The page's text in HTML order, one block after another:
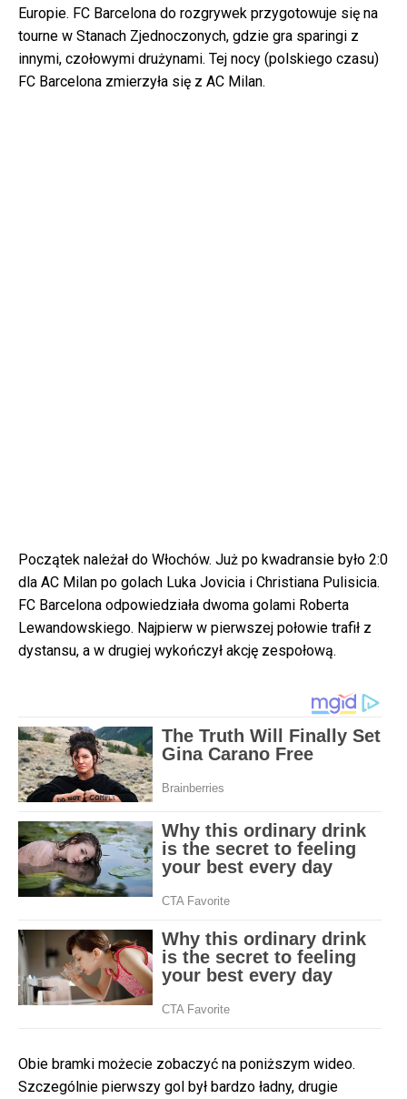
Europie. FC Barcelona do rozgrywek przygotowuje się na
tourne w Stanach Zjednoczonych, gdzie gra sparingi z
innymi, czołowymi drużynami. Tej nocy (polskiego czasu)
FC Barcelona zmierzyła się z AC Milan.
Początek należał do Włochów. Już po kwadransie było 2:0
dla AC Milan po golach Luka Jovicia i Christiana Pulisicia.
FC Barcelona odpowiedziała dwoma golami Roberta
Lewandowskiego. Najpierw w pierwszej połowie trafił z
dystansu, a w drugiej wykończył akcję zespołową.
Obie bramki możecie zobaczyć na poniższym wideo.
Szczególnie pierwszy gol był bardzo ładny, drugie